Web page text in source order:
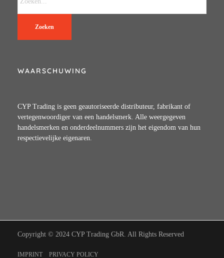
Zoeken
WAARSCHUWING
CYP Trading is geen geautoriseerde distributeur, fabrikant of
vertegenwoordiger van een handelsmerk. Alle weergegeven
handelsmerken en onderdeelnummers zijn het eigendom van hun
respectievelijke eigenaren.
Copyright © 2024 CYP Trading GbR. All Rights Reserved
IMPRINT PRIVACY POLICY